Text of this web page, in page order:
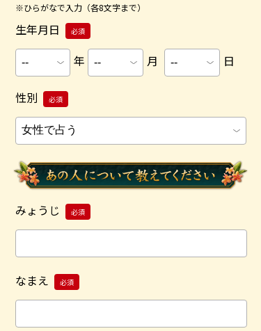
※ひらがなで入力（各8文字まで）
生年月日 必須
年 月 日
性別 必須
みょうじ 必須
なまえ 必須